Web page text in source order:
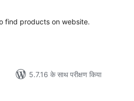
find products on website.
5.7.16 के साथ परीक्षण किया